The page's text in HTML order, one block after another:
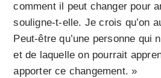
comment il peut changer pour
souligne-t-elle. Je crois qu’on
Peut-être qu’une personne qui
et de laquelle on pourrait
apporter ce changement. »